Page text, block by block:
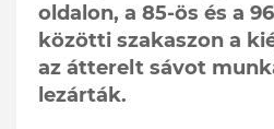
oldalon, a 85-ös és a
közötti szakaszon a
az átterelt sávot
lezárták.